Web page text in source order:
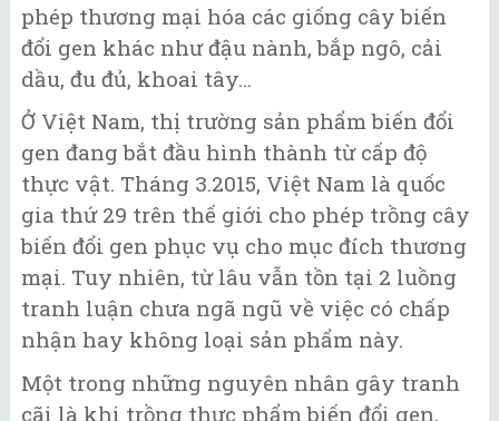
phép thương mại hóa các giống cây biến
đổi gen khác như đậu nành, bắp ngô, cải
dầu, đu đủ, khoai tây...
Ở Việt Nam, thị trường sản phẩm biến đổi
gen đang bắt đầu hình thành từ cấp độ
thực vật. Tháng 3.2015, Việt Nam là quốc
gia thứ 29 trên thế giới cho phép trồng cây
biến đổi gen phục vụ cho mục đích thương
mại. Tuy nhiên, từ lâu vẫn tồn tại 2 luồng
tranh luận chưa ngã ngũ về việc có chấp
nhận hay không loại sản phẩm này.
Một trong những nguyên nhân gây tranh
cãi là khi trồng thực phẩm biến đổi gen,